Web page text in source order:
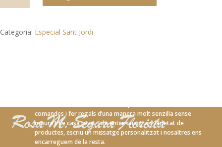
SJ-
Tres
Categoria: Especial Sant Jordi
comandes i fer regals d’una manera molt senzilla sense
moure’t de casa teva. Tria entre una gran varietat de
productes, escriu un missatge personalitzat i nosaltres ens
encarreguem de la resta.